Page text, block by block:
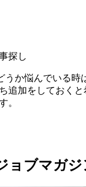
探し
うか悩んでいる時
追加をしておく
。
ョブマガジ